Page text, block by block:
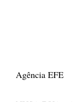
Agência EFE